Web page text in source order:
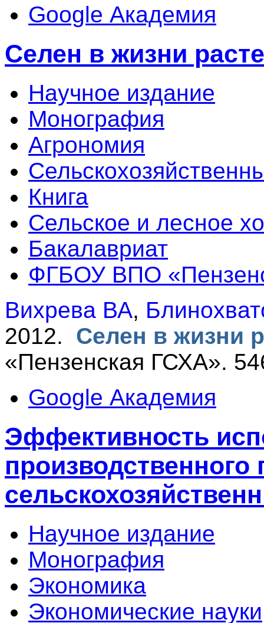
Google Академия
Селен в жизни
Научное издание
Монография
Агрономия
Книга
Сельское и лесное
Бакалавриат
ФГБОУ ВПО
Вихрева ВА,
2012. Селен в жизни
«Пензенская ГСХА».
Google Академия
Эффективность
производственного
Научное издание
Монография
Экономика
Экономические науки